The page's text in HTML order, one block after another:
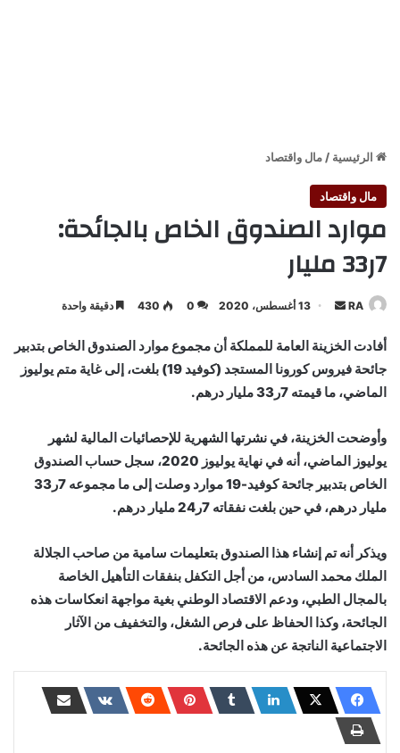
الرئيسية / مال واقتصاد
مال واقتصاد
موارد الصندوق الخاص بالجائحة:
7ر33 مليار
RA
أرسل
إلكترونيا
13 أغسطس، 2020 0
430 دقيقة واحدة
أفادت الخزينة العامة للمملكة أن مجموع موارد الصندوق الخاص بتدبير
جائحة فيروس كورونا المستجد (كوفيد 19) بلغت، إلى غاية متم يوليوز
الماضي، ما قيمته 7ر33 مليار درهم.
وأوضحت الخزينة، في نشرتها الشهرية للإحصائيات المالية لشهر
يوليوز الماضي، أنه في نهاية يوليوز 2020، سجل حساب الصندوق
الخاص بتدبير جائحة كوفيد-19 موارد وصلت إلى ما مجموعه 7ر33
مليار درهم، في حين بلغت نفقاته 7ر24 مليار درهم.
ويذكر أنه تم إنشاء هذا الصندوق بتعليمات سامية من صاحب الجلالة
الملك محمد السادس، من أجل التكفل بنفقات التأهيل الخاصة
بالمجال الطبي، ودعم الاقتصاد الوطني بغية مواجهة انعكاسات هذه
الجائحة، وكذا الحفاظ على فرص الشغل، والتخفيف من الآثار
الاجتماعية الناتجة عن هذه الجائحة.